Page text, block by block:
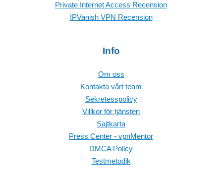
Private Internet Access Recension
IPVanish VPN Recension
Info
Om oss
Kontakta vårt team
Sekretesspolicy
Villkor för tjänsten
Sajtkarta
Press Center - vpnMentor
DMCA Policy
Testmetodik